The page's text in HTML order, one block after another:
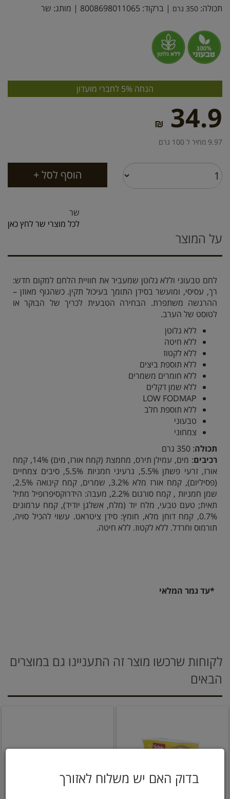
בדוק האם יש משלוח לאזורך
תכולה: 350 גרם | ברקוד: 8008698011065 | מותג: שר
הנחה 5% לחברי מועדון
34.9
₪
9.97 מחיר ל 100 גרם
שר
לכל מוצרי שר לחץ כאן
על המוצר
לחם טבעוני וללא גלוטן שמעביר את חוויית הלחם למקום חדש:
רך, עסיסי, ומועשר בסידן התומך בעיכול תקין. כשהגוף מאוזן –
ההרגשה משתפרת. הבחירה הטבעית לכריך של הבוקר או
לטוסט של הערב.
ללא גלוטן
ללא חיטה
ללא לקטוז
ללא תוספת ביצים
ללא חומרים משמרים
ללא שמן דקלים
LOW FODMAP
ללא תוספת חלב
טבעוני
צמחוני
תכולה: 350 גרם
רכיבים
: מים, עמילן תירס, מחמצת (קמח אורז, מים) 14%, קמח
אורז, זרעי פשתן 5.5%, גרעיני חמניות 5.5%, סיבים צמחיים
(פסיליום), קמח אורז מלא 3.2%, שמרים, קמח קינואה 2.5%,
שמן חמניות , קמח סורגום 2.2%, מעבה: הידרוקסיפרופיל מתיל
תאית; טעם טבעי, מלח יוד (מלח, אשלגן יודיד), קמח ערמונים
0.7%, קמח דוחן מלא, חומץ: סידן ציטראט. עשוי להכיל סויה,
תורמוס וחרדל. ללא לקטוז. ללא חיטה.
*עד גמר המלאי
לקוחות שרכשו מוצר זה התעניינו גם במוצרים
הבאים